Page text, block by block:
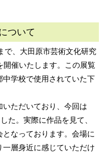
ついて
、大田原市芸術文化研究
開催いたします。この展覧
学校で使用されていた下
ただいており、今回は
た。実際に作品を見て、
なっております。会場に
層身近に感じていただけ